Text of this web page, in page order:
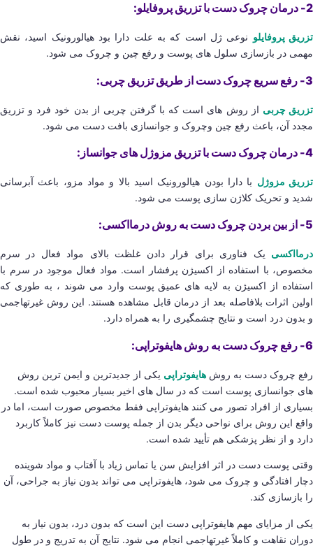
2- درمان چروک دست با تزریق پروفایلو:
تزریق پروفایلو نوعی ژل است که به علت دارا بود هیالورونیک اسید، نقش
مهمی در بازسازی سلول های پوست و رفع چین و چروک می شود.
3- رفع سریع چروک دست از طریق تزریق چربی:
تزریق چربی از روش های است که با گرفتن چربی از بدن خود فرد و تزریق
مجدد آن، باعث رفع چین وچروک و جوانسازی بافت دست می شود.
4- درمان چروک دست با تزریق مزوژل های جوانساز:
تزریق مزوژل با دارا بودن هیالورونیک اسید بالا و مواد مزو، باعث آبرسانی
شدید و تحریک کلاژن سازی پوست می شود.
5- از بین بردن چروک دست به روش درمااکسی:
درمااکسی یک فناوری برای قرار دادن غلظت بالای مواد فعال در سرم
مخصوص، با استفاده از اکسیژن پرفشار است. مواد فعال موجود در سرم با
استفاده از اکسیژن به لایه های عمیق پوست وارد می شوند ، به طوری که
اولین اثرات بلافاصله بعد از درمان قابل مشاهده هستند. این روش غیرتهاجمی
و بدون درد است و نتایج چشمگیری را به همراه دارد.
6- رفع چروک دست به روش هایفوتراپی:
رفع چروک دست به روش هایفوتراپی یکی از جدیدترین و ایمن ترین روش
های جوانسازی پوست است که در سال های اخیر بسیار محبوب شده است.
بسیاری از افراد تصور می کنند هایفوتراپی فقط مخصوص صورت است، اما در
واقع این روش برای نواحی دیگر بدن از جمله پوست دست نیز کاملاً کاربرد
دارد و از نظر پزشکی هم تأیید شده است.
وقتی پوست دست در اثر افزایش سن یا تماس زیاد با آفتاب و مواد شوینده
دچار افتادگی و چروک می شود، هایفوتراپی می تواند بدون نیاز به جراحی، آن
را بازسازی کند.
یکی از مزایای مهم هایفوتراپی دست این است که بدون درد، بدون نیاز به
دوران نقاهت و کاملاً غیرتهاجمی انجام می شود. نتایج آن به تدریج و در طول